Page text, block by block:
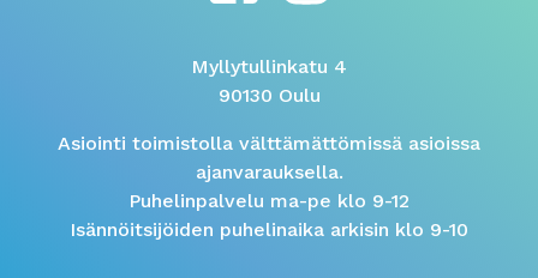
Myllytullinkatu 4
90130 Oulu
Asiointi toimistolla välttämättömissä asioissa
ajanvarauksella.
Puhelinpalvelu ma-pe klo 9-12
Isännöitsijöiden puhelinaika arkisin klo 9-10